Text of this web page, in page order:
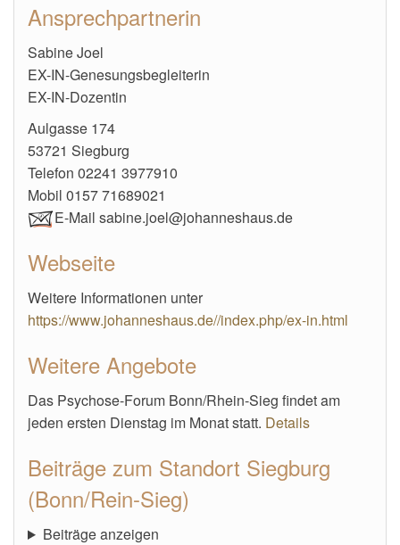
Ansprechpartnerin
Sabine Joel
EX-IN-Genesungsbegleiterin
EX-IN-Dozentin
Aulgasse 174
53721 Siegburg
Telefon 02241 3977910
Mobil 0157 71689021
E-Mail sabine.joel@johanneshaus.de
Webseite
Weitere Informationen unter
https://www.johanneshaus.de//index.php/ex-in.html
Weitere Angebote
Das Psychose-Forum Bonn/Rhein-Sieg findet am
jeden ersten Dienstag im Monat statt. Details
Beiträge zum Standort Siegburg
(Bonn/Rein-Sieg)
Beiträge anzeigen